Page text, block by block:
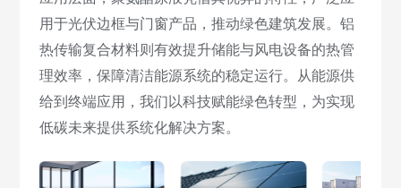
用于光伏边框与门窗产品，推动绿色建筑发展。铝
热传输复合材料则有效提升储能与风电设备的热管
理效率，保障清洁能源系统的稳定运行。从能源供
给到终端应用，我们以科技赋能绿色转型，为实现
低碳未来提供系统化解决方案。